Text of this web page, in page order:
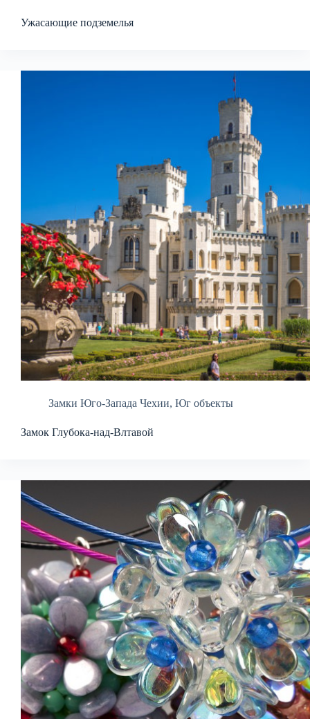
Ужасающие подземелья
Замки Юго-Запада Чехии, Юг объекты
Замок Глубока-над-Влтавой